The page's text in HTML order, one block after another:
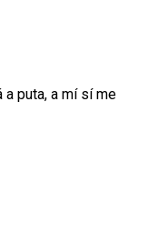
a puta, a mí sí me